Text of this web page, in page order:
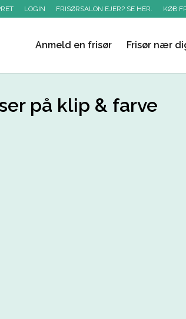
LOGIN FRISØRSALON EJER? SE HER. KØB
Anmeld en frisør Frisør nær
på klip & farve